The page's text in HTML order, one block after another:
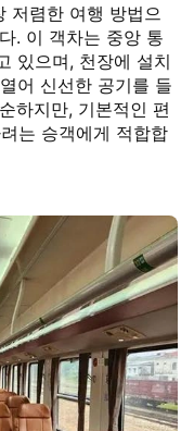
저렴한 여행 방법으
. 이 객차는 중앙 통
있으며, 천장에 설치
어 신선한 공기를 들
하지만, 기본적인 편
는 승객에게 적합합